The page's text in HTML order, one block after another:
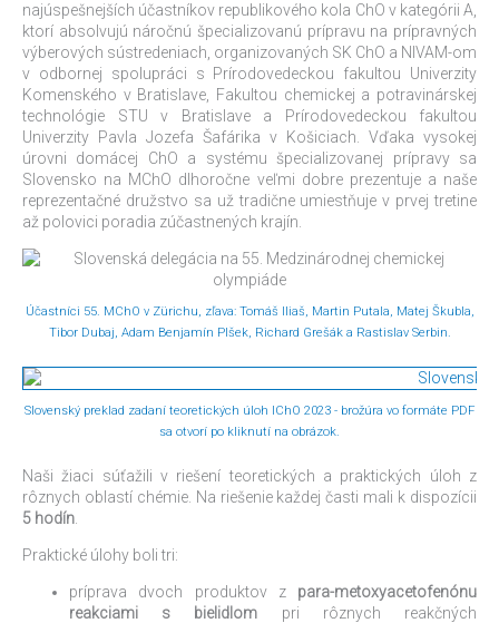
najúspešnejších účastníkov republikového kola ChO v kategórii A,
ktorí absolvujú náročnú špecializovanú prípravu na prípravných
výberových sústredeniach, organizovaných SK ChO a NIVAM-om
v odbornej spolupráci s Prírodovedeckou fakultou Univerzity
Komenského v Bratislave, Fakultou chemickej a potravinárskej
technológie STU v Bratislave a Prírodovedeckou fakultou
Univerzity Pavla Jozefa Šafárika v Košiciach. Vďaka vysokej
úrovni domácej ChO a systému špecializovanej prípravy sa
Slovensko na MChO dlhoročne veľmi dobre prezentuje a naše
reprezentačné družstvo sa už tradične umiestňuje v prvej tretine
až polovici poradia zúčastnených krajín.
Účastníci 55. MChO v Zürichu, zľava: Tomáš Iliaš, Martin Putala, Matej Škubla,
Tibor Dubaj, Adam Benjamín Plšek, Richard Grešák a Rastislav Serbin.
Slovenský preklad zadaní teoretických úloh IChO 2023 - brožúra vo formáte PDF
sa otvorí po kliknutí na obrázok.
Naši žiaci súťažili v riešení teoretických a praktických úloh z
rôznych oblastí chémie. Na riešenie každej časti mali k dispozícii
5 hodín
Praktické úlohy boli tri:
príprava dvoch produktov z para-metoxyacetofenónu
reakciami s bielidlom pri rôznych reakčných